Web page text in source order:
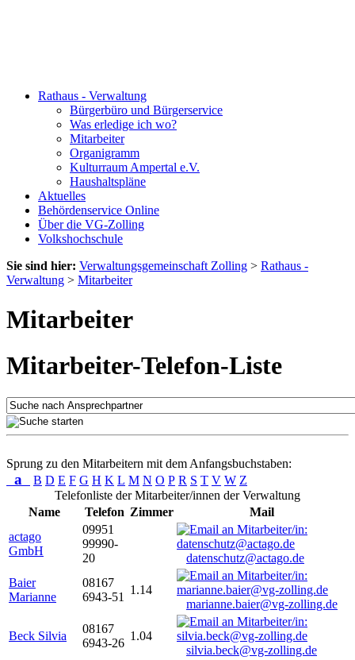
Rathaus - Verwaltung
Bürgerbüro und Bürgerservice
Was erledige ich wo?
Mitarbeiter
Organigramm
Kulturraum Ampertal e.V.
Haushaltspläne
Aktuelles
Behördenservice Online
Über die VG-Zolling
Volkshochschule
Sie sind hier: Verwaltungsgemeinschaft Zolling > Rathaus -
Verwaltung > Mitarbeiter
Mitarbeiter
Mitarbeiter-Telefon-Liste
Sprung zu den Mitarbeitern mit dem Anfangsbuchstaben:
a B D E F G H K L M N O P R S T V W Z
Telefonliste der Mitarbeiter/innen der Verwaltung
Name
Telefon Zimmer
Mail
actago
GmbH
09951
99990-
20
datenschutz@actago.de
Baier
Marianne
08167
6943-51
1.14
marianne.baier@vg-zolling.de
Beck Silvia
08167
6943-26
1.04
silvia.beck@vg-zolling.de